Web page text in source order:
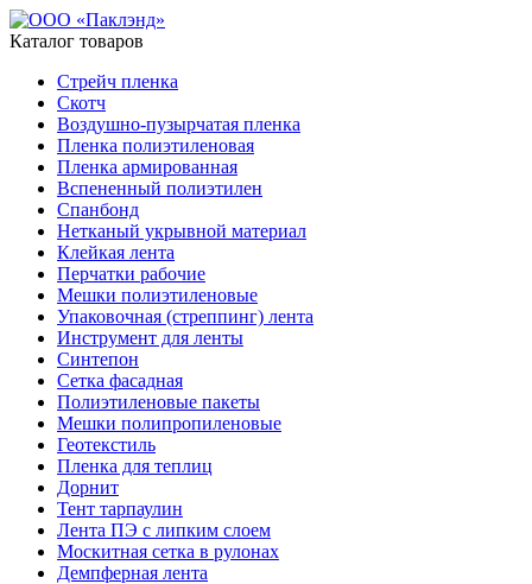
Каталог товаров
Стрейч пленка
Скотч
Воздушно-пузырчатая пленка
Пленка полиэтиленовая
Пленка армированная
Вспененный полиэтилен
Спанбонд
Нетканый укрывной материал
Клейкая лента
Перчатки рабочие
Мешки полиэтиленовые
Упаковочная (стреппинг) лента
Инструмент для ленты
Синтепон
Сетка фасадная
Полиэтиленовые пакеты
Мешки полипропиленовые
Геотекстиль
Пленка для теплиц
Дорнит
Тент тарпаулин
Лента ПЭ с липким слоем
Москитная сетка в рулонах
Демпферная лента